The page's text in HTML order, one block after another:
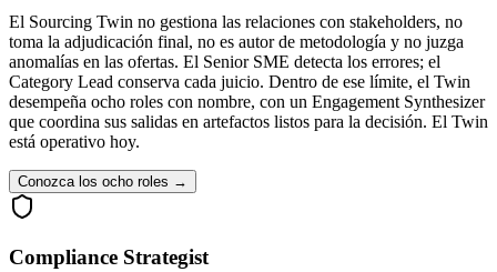
El Sourcing Twin no gestiona las relaciones con stakeholders, no
toma la adjudicación final, no es autor de metodología y no juzga
anomalías en las ofertas. El Senior SME detecta los errores; el
Category Lead conserva cada juicio. Dentro de ese límite, el Twin
desempeña ocho roles con nombre, con un Engagement Synthesizer
que coordina sus salidas en artefactos listos para la decisión. El Twin
está operativo hoy.
Conozca los ocho roles →
Compliance Strategist